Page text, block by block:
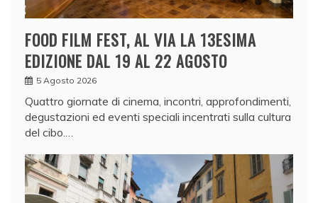
FOOD FILM FEST, AL VIA LA 13ESIMA
EDIZIONE DAL 19 AL 22 AGOSTO
5 Agosto 2026
Quattro giornate di cinema, incontri, approfondimenti,
degustazioni ed eventi speciali incentrati sulla cultura
del cibo.…